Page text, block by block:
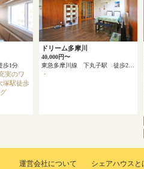
歩1分
実のワ
塚駅徒歩
ドリーム多摩川
40,000円〜
・
運営会社について シェアハウスと